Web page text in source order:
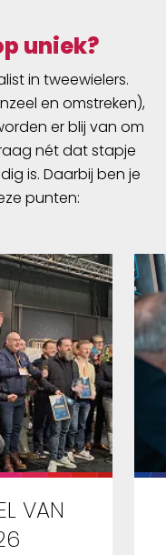
uniek?
in tweewielers.
en omstreken),
er blij van om
nét dat stapje
is. Daarbij ben je
punten:
VAN